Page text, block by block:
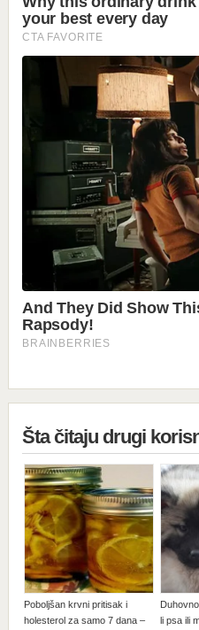
Šta čitaju drugi
Poboljšan krvni pritisak i
holesterol za samo 7 dana –
li psa ili